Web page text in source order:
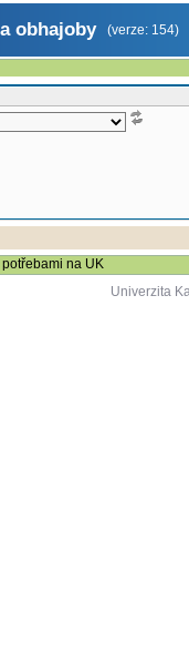
obhajoby (verze: 154)
na UK
Univerzita